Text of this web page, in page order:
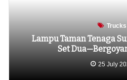
Trucks
Lampu Taman Tenaga
Set
25 July